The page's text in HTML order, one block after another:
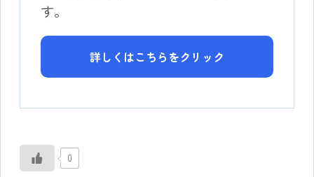
す。
詳しくはこちらをクリック
0